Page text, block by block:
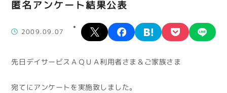
匿名アンケート結果公表
2009.09.07
X facebookhatena pocket
先日デイサービスＡＱＵＡ利用者さま＆ご家族さま
宛てにアンケートを実施致しました。